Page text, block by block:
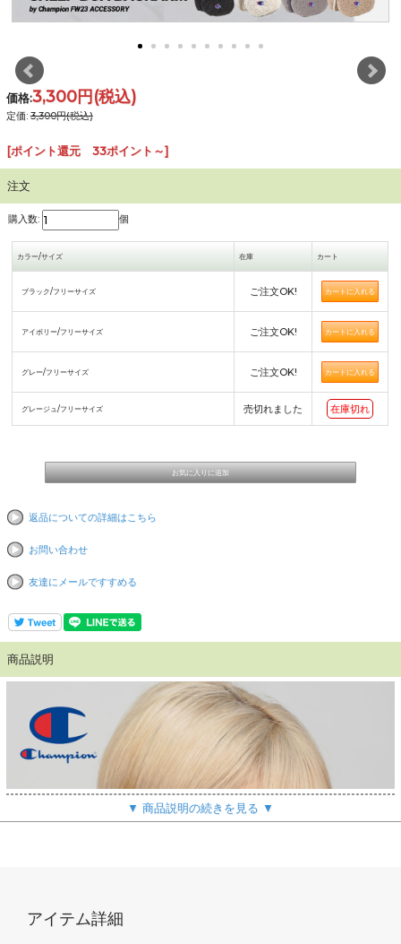
価格:3,300円(税込)
定価:3,300円(税込)
[ポイント還元 33ポイント～]
注文
購入数: 個
カラー/サイズ 在庫 カート
ブラック/フリーサイズ ご注文OK!
アイボリー/フリーサイズ ご注文OK!
グレー/フリーサイズ ご注文OK!
グレージュ/フリーサイズ 売切れました 在庫切れ
返品についての詳細はこちら
お問い合わせ
友達にメールですすめる
商品説明
▼ 商品説明の続きを見る ▼
アイテム詳細